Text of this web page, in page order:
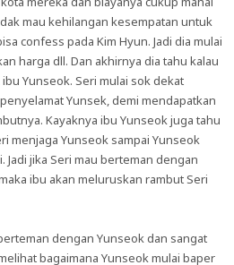
mau kehilangan kesempatan untuk
confess pada Kim Hyun. Jadi dia mulai
harga dll. Dan akhirnya dia tahu kalau
Yunseok. Seri mulai sok dekat
Yunsek, demi mendapatkan
Kayaknya ibu Yunseok juga tahu
menjaga Yunseok sampai Yunseok
Jadi jika Seri mau berteman dengan
ibu akan meluruskan rambut Seri
dengan Yunseok dan sangat
bagaimana Yunseok mulai baper